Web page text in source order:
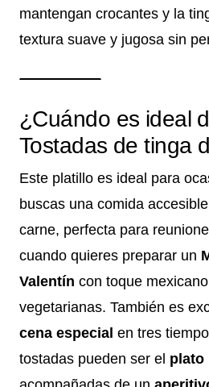
mantengan crocantes y la
textura suave y jugosa sin
¿Cuándo es ideal
Tostadas de tinga
Este platillo es ideal para
buscas una comida
carne, perfecta para
cuando quieres preparar un
Valentín con toque
vegetarianas. También es
cena especial en tres
tostadas pueden ser el plato